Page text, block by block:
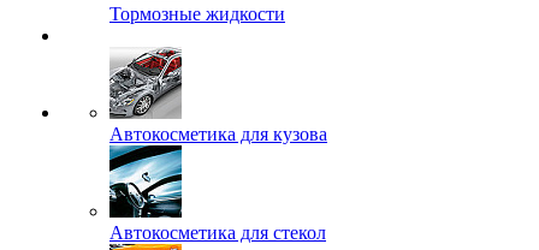
Тормозные жидкости
Автокосметика для кузова
Автокосметика для стекол